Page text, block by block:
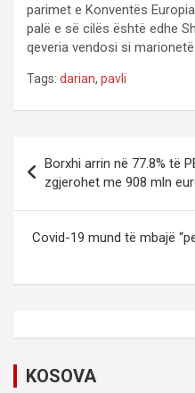
parimet e Konventës
palë e së cilës është edhe
qeveria vendosi si marionetë
Tags: darian, pavli
s
a
Borxhi arrin në 77.8% të
zgjerohet me 908 mln
Covid-19 mund të mbajë
KOSOVA